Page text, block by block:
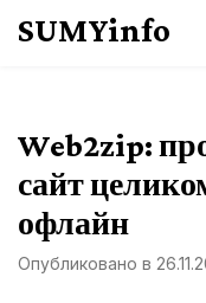
SUMYinfo
Web2zip:
сайт
офлайн
Опубликовано в